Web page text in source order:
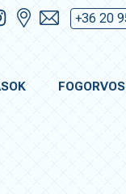
+36 20